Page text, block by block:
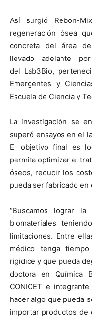
Así surgió Rebon-
regeneración ósea
concreta del área
llevado adelante
del Lab3Bio,
Emergentes y
Escuela de Ciencia y
La investigación se
superó ensayos en el
El objetivo final es
permita optimizar el
óseos, reducir los
pueda ser fabricado en
“Buscamos lograr
biomateriales
limitaciones. Entre
médico tenga
rigidice y que pueda
doctora en Química
CONICET e
hacer algo que pueda
importar productos de